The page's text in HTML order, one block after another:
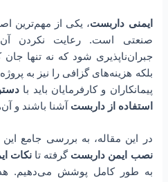
ایمنی داربست، یکی از مهم‌ترین
صنعتی است. رعایت نکردن آن
جبران‌ناپذیری شود که نه تنها جان
بلکه هزینه‌های گزافی را نیز به
پیمانکاران و کارفرمایان باید با
استفاده از داربست آشنا باشند و
در این مقاله، به بررسی جامع این
نصب ایمن داربست گرفته تانکات
به طور کامل پوشش می‌دهیم.